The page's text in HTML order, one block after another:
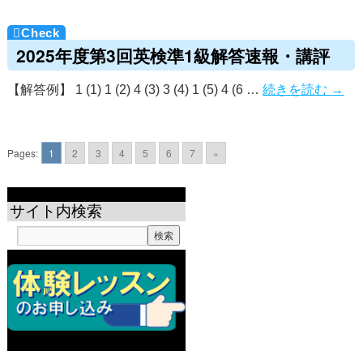
2025年度第3回英検準1級解答速報・講評
【解答例】 1 (1) 1 (2) 4 (3) 3 (4) 1 (5) 4 (6 …続きを読む →
Pages: 1 2 3 4 5 6 7 »
サイト内検索